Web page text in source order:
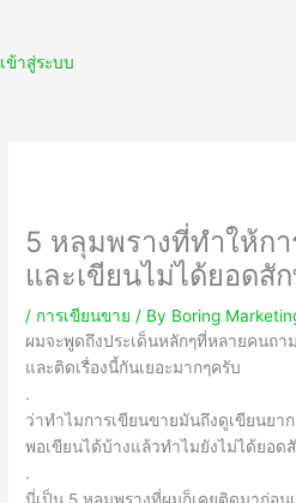
เข้าสู่ระบบ
5 หลุมพรางที่ทำให้ก
และเขียนไม่ได้ยอดสั
/ การเขียนขาย / By Boring
ผมจะพูดถึงประเด็นหลักๆที่หลายคนถา
และติดเรื่องนี้กันเยอะมากๆครับ
.
ว่าทำไมการเขียนขายมันถึงดูเขียนยาก
พอเขียนได้บ้างแล้วทำไมยังไม่ได้ยอด
.
นี่เป็น 5 หลุมพรางที่ผมก็เคยติดมาก่อน